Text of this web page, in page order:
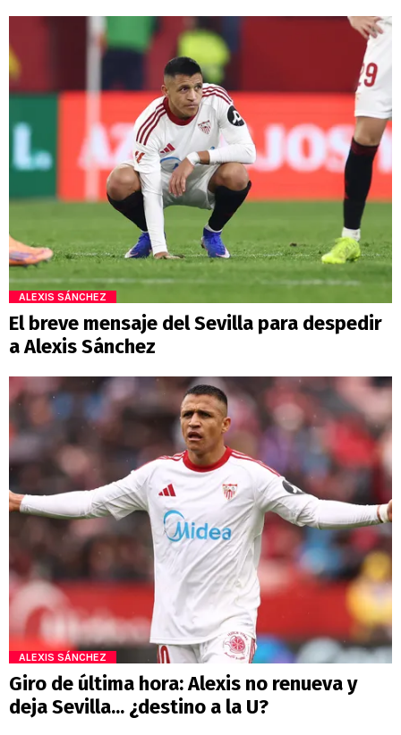
ALEXIS SÁNCHEZ
El breve mensaje del Sevilla para despedir
a Alexis Sánchez
ALEXIS SÁNCHEZ
Giro de última hora: Alexis no renueva y
deja Sevilla... ¿destino a la U?